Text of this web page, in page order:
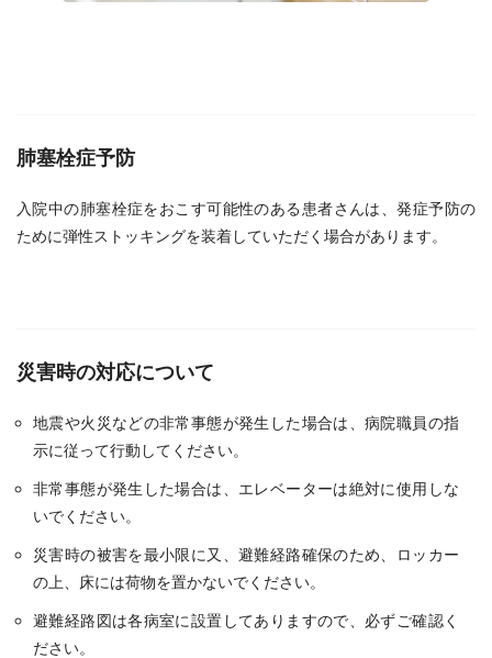
肺塞栓症予防
入院中の肺塞栓症をおこす可能性のある患者さんは、発症予防の
ために弾性ストッキングを装着していただく場合があります。
災害時の対応について
地震や火災などの非常事態が発生した場合は、病院職員の指
示に従って行動してください。
非常事態が発生した場合は、エレベーターは絶対に使用しな
いでください。
災害時の被害を最小限に又、避難経路確保のため、ロッカー
の上、床には荷物を置かないでください。
避難経路図は各病室に設置してありますので、必ずご確認く
ださい。